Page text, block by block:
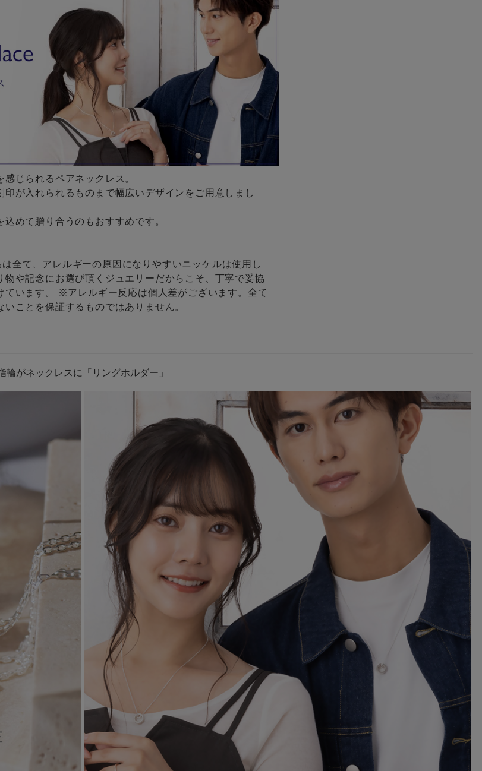
じられるペアネックレス。
印が入れられるものまで幅広いデザインをご用意しまし
めて贈り合うのもおすすめです。
全て、アレルギーの原因になりやすいニッケルは使用し
物や記念にお選び頂くジュエリーだからこそ、丁寧で妥協
ています。 ※アレルギー反応は個人差がございます。全て
ことを保証するものではありません。
輪がネックレスに「リングホルダー」